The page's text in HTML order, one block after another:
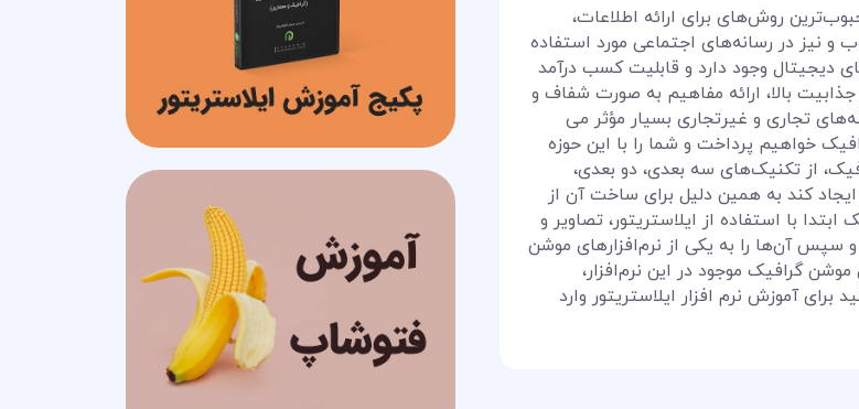
روش‌های برای ارائه اطلاعات،
نیز در رسانه‌های اجتماعی مورد استفاده
دیجیتال وجود دارد و قابلیت کسب درآمد
بالا، ارائه مفاهیم به صورت شفاف و
تجاری و غیرتجاری بسیار مؤثر می
خواهیم پرداخت و شما را با این حوزه
از تکنیک‌های سه بعدی، دو بعدی،
کند به همین دلیل برای ساخت آن از
با استفاده از ایلاستریتور، تصاویر و
سپس آن‌ها را به یکی از نرم‌افزارهای موشن
گرافیک موجود در این نرم‌افزار،
آموزش نرم افزار ایلاستریتور وارد